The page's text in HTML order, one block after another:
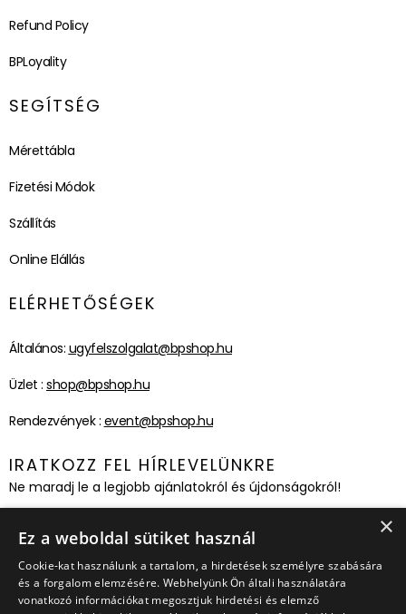
Refund Policy
BPLoyality
SEGÍTSÉG
Mérettábla
Fizetési Módok
Szállítás
Online Elállás
ELÉRHETŐSÉGEK
Általános: ugyfelszolgalat@bpshop.hu
Üzlet : shop@bpshop.hu
Rendezvények : event@bpshop.hu
IRATKOZZ FEL HÍRLEVELÜNKRE
Ne maradj le a legjobb ajánlatokról és újdonságokról!
Feliratkozom! ×
Ez a weboldal sütiket használ
Cookie-kat használunk a tartalom, a hirdetések személyre szabására
és a forgalom elemzésére. Webhelyünk Ön általi használatára
vonatkozó információkat megosztjuk hirdetési és elemző